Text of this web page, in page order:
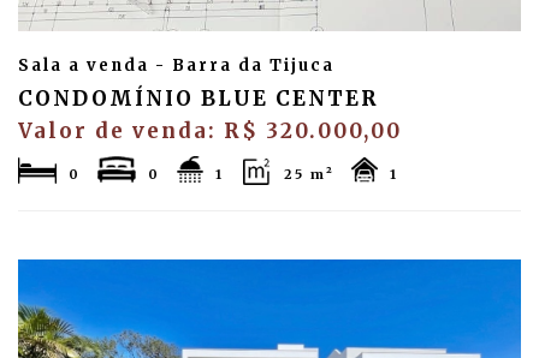
Sala a venda - Barra da Tijuca
CONDOMÍNIO BLUE CENTER
Valor de venda: R$ 320.000,00
0 0 1 25 m² 1